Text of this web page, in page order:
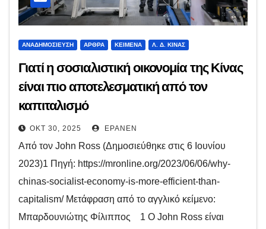
ΑΝΑΔΗΜΟΣΊΕΥΣΗ ΆΡΘΡΑ ΚΕΊΜΕΝΑ Λ. Δ. ΚΊΝΑΣ
Γιατί η σοσιαλιστική οικονομία της Κίνας
είναι πιο αποτελεσματική από τον
καπιταλισμό
ΟΚΤ 30, 2025 EPANEN
Από τον John Ross (Δημοσιεύθηκε στις 6 Ιουνίου
2023)1 Πηγή: https://mronline.org/2023/06/06/why-
chinas-socialist-economy-is-more-efficient-than-
capitalism/ Μετάφραση από το αγγλικό κείμενο:
Μπαρδουνιώτης Φίλιππος 1 Ο John Ross είναι